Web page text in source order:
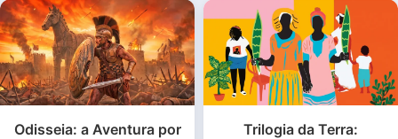
Odisseia: a Aventura por
Trilogia da Terra: